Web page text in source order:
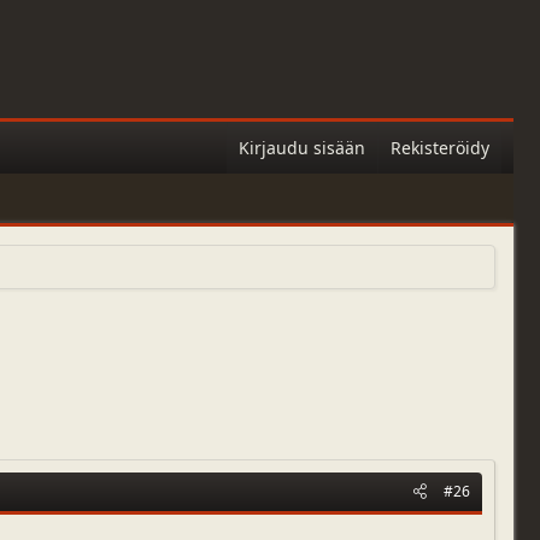
Kirjaudu sisään Rekisteröidy
#26